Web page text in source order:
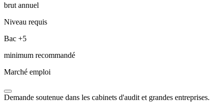
brut annuel
Niveau requis
Bac +5
minimum recommandé
Marché emploi
Demande soutenue dans les cabinets d'audit et grandes entreprises.